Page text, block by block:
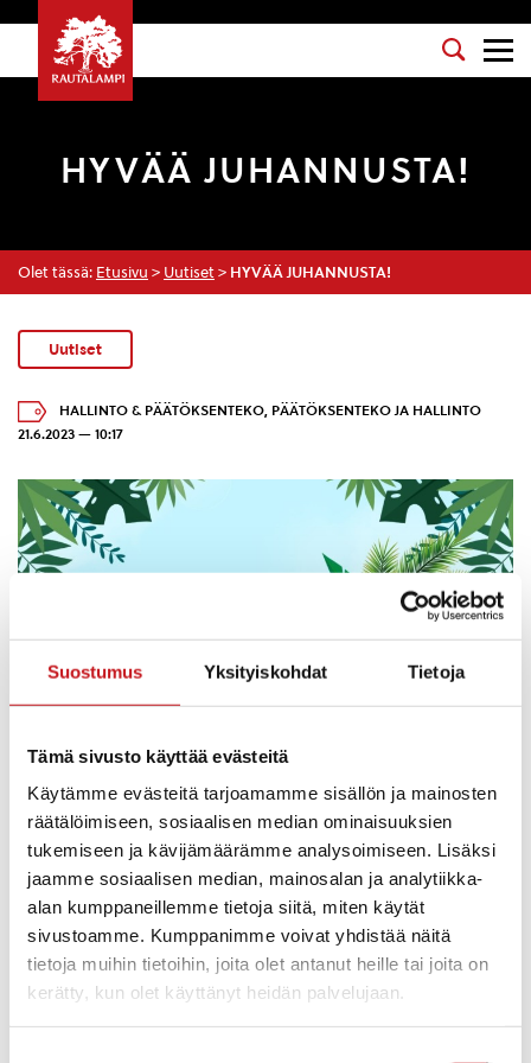
Suostumus Yksityiskohdat Tietoja
Tämä sivusto käyttää evästeitä
Käytämme evästeitä tarjoamamme sisällön ja mainosten
räätälöimiseen, sosiaalisen median ominaisuuksien
tukemiseen ja kävijämäärämme analysoimiseen. Lisäksi
jaamme sosiaalisen median, mainosalan ja analytiikka-
alan kumppaneillemme tietoja siitä, miten käytät
sivustoamme. Kumppanimme voivat yhdistää näitä
tietoja muihin tietoihin, joita olet antanut heille tai joita on
kerätty, kun olet käyttänyt heidän palvelujaan.
HYVÄÄ JUHANNUSTA!
Olet tässä: Etusivu > Uutiset > HYVÄÄ JUHANNUSTA!
Uutiset
HALLINTO & PÄÄTÖKSENTEKO, PÄÄTÖKSENTEKO JA HALLINTO
21.6.2023 — 10:17